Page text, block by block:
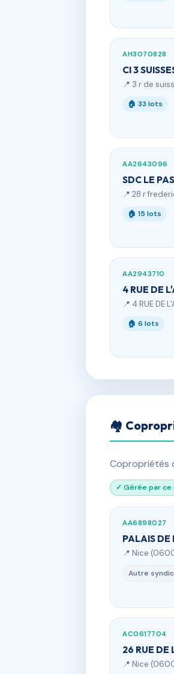
AH3070828
CI 3
📍 3 r de
🏠 33 lots
AA2643096
SDC LE
📍 28 r
🏠 15 lots
AA2943710
4 RUE DE
📍 4 RUE DE
🏠 6 lots
🏘
Copropriétés
✓ Gérée par ce
AA6898027
PALAIS DE
📍 Nice
Autre syndic
AC0617704
26 RUE DE
📍 Nice